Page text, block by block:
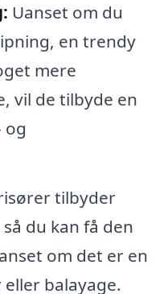
Uanset om du
en trendy
mere
vil de tilbyde en
og
tilbyder
du kan få den
om det er en
balayage.